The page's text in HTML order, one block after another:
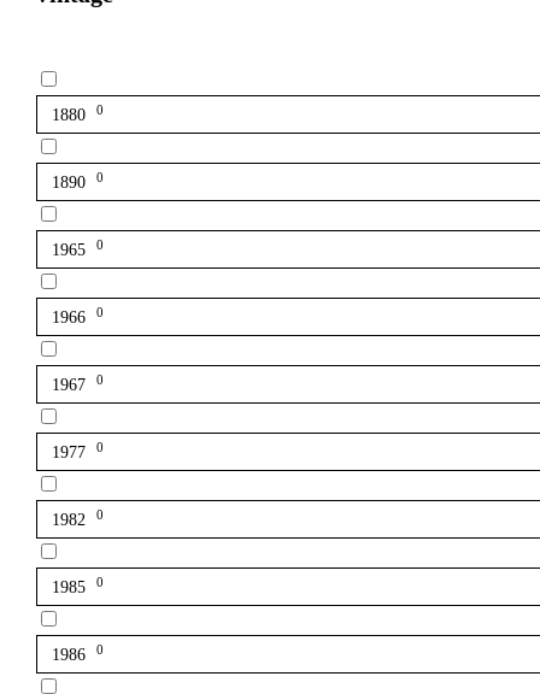
1880 0
1890 0
1965 0
1966 0
1967 0
1977 0
1982 0
1985 0
1986 0